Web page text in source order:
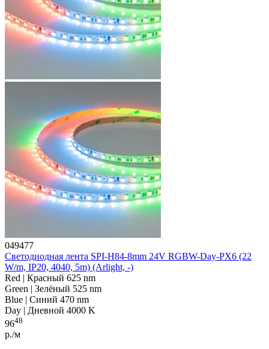
049477
Светодиодная лента SPI-H84-8mm 24V RGBW-Day-PX6 (22
W/m, IP20, 4040, 5m) (Arlight, -)
Red | Красный 625 nm
Green | Зелёный 525 nm
Blue | Синий 470 nm
Day | Дневной 4000 K
9648
р./м